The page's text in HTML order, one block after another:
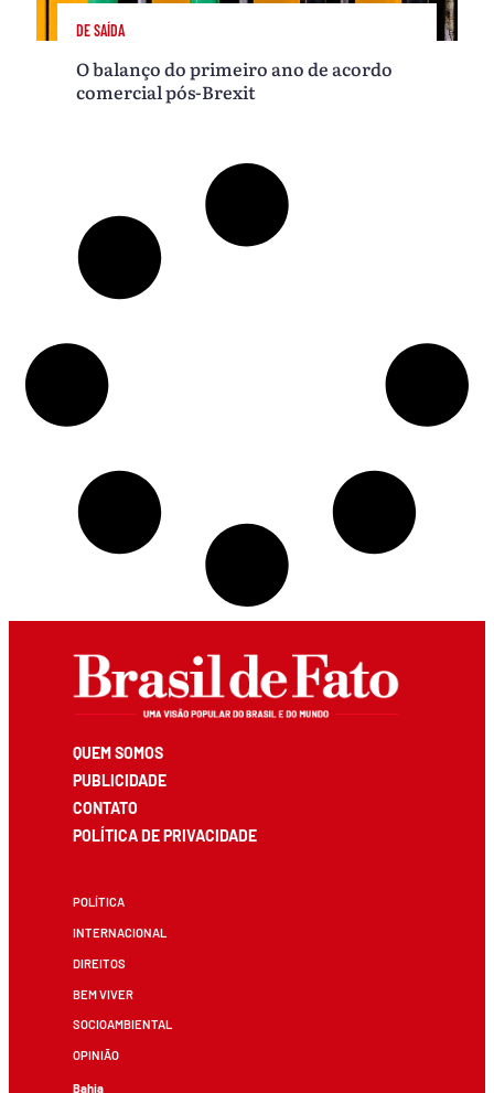
DE SAÍDA
O balanço do primeiro ano de acordo
comercial pós-Brexit
QUEM SOMOS
PUBLICIDADE
CONTATO
POLÍTICA DE PRIVACIDADE
POLÍTICA
INTERNACIONAL
DIREITOS
BEM VIVER
SOCIOAMBIENTAL
OPINIÃO
Bahia